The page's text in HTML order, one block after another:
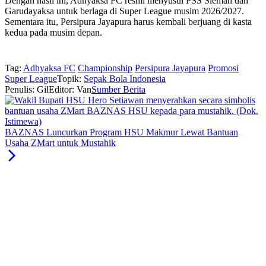
Garudayaksa untuk berlaga di Super League musim 2026/2027.
Sementara itu, Persipura Jayapura harus kembali berjuang di kasta
kedua pada musim depan.
Tag: Adhyaksa FC Championship Persipura Jayapura Promosi
Super LeagueTopik: Sepak Bola Indonesia
Penulis: GilEditor: VanSumber Berita
BAZNAS Luncurkan Program HSU Makmur Lewat Bantuan
Usaha ZMart untuk Mustahik